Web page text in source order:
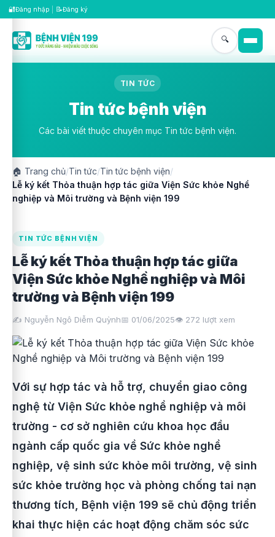
🔐Đăng nhập 📝Đăng ký
🔍
TIN TỨC
Tin tức bệnh viện
Các bài viết thuộc chuyên mục Tin tức bệnh viện.
🏠 Trang chủ/Tin tức/Tin tức bệnh viện/
Lễ ký kết Thỏa thuận hợp tác giữa Viện Sức khỏe Nghề
nghiệp và Môi trường và Bệnh viện 199
TIN TỨC BỆNH VIỆN
Lễ ký kết Thỏa thuận hợp tác giữa
Viện Sức khỏe Nghề nghiệp và Môi
trường và Bệnh viện 199
✍️ Nguyễn Ngô Diễm Quỳnh📅 01/06/2025👁️ 272 lượt xem
Với sự hợp tác và hỗ trợ, chuyển giao công
nghệ từ Viện Sức khỏe nghề nghiệp và môi
trường - cơ sở nghiên cứu khoa học đầu
ngành cấp quốc gia về Sức khỏe nghề
nghiệp, vệ sinh sức khỏe môi trường, vệ sinh
sức khỏe trường học và phòng chống tai nạn
thương tích, Bệnh viện 199 sẽ chủ động triển
khai thực hiện các hoạt động chăm sóc sức